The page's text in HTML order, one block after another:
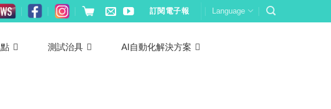
訂閱電子報 Language
測試治具 AI自動化解決方案